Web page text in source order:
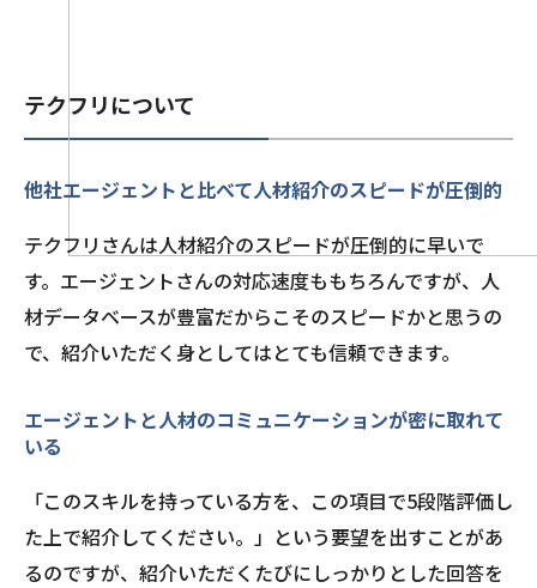
テクフリについて
他社エージェントと比べて人材紹介のスピードが圧倒的
テクフリさんは人材紹介のスピードが圧倒的に早いで
す。エージェントさんの対応速度ももちろんですが、人
材データベースが豊富だからこそのスピードかと思うの
で、紹介いただく身としてはとても信頼できます。
エージェントと人材のコミュニケーションが密に取れて
いる
「このスキルを持っている方を、この項目で5段階評価し
た上で紹介してください。」という要望を出すことがあ
るのですが、紹介いただくたびにしっかりとした回答を